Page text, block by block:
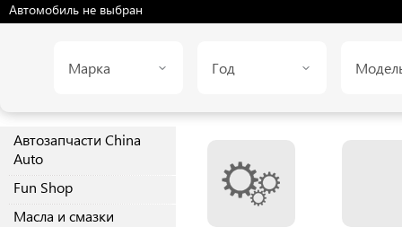
Автомобиль не выбран
Марка Год
Автозапчасти China
Auto
Fun Shop
Масла и смазки